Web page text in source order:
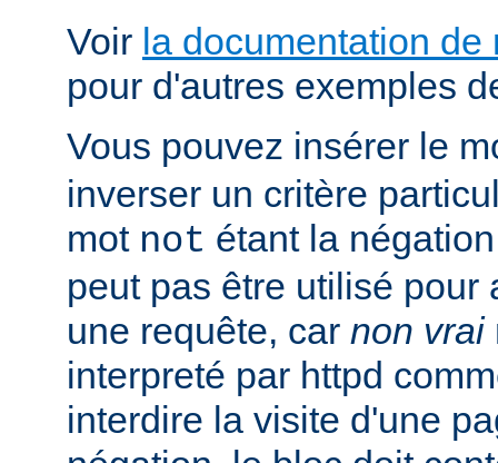
Voir la documentation de
pour d'autres exemples
Vous pouvez insérer le
inverser un critère
mot not étant la
peut pas être utilisé pour
une requête, car non vrai
interpreté par httpd
interdire la visite d'une